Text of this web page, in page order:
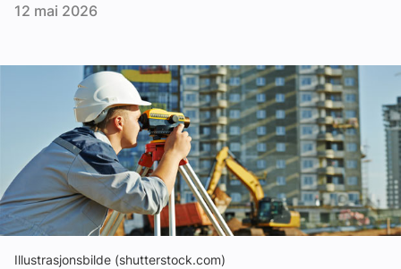
Aktuelle prosjekter
Om VVS Aktuelt
Kontakt oss:
Abonner på fagbladet Byggfakta Nyheter
Annonsere i VVS Aktuelt
12 mai 2026
Illustrasjonsbilde (shutterstock.com)